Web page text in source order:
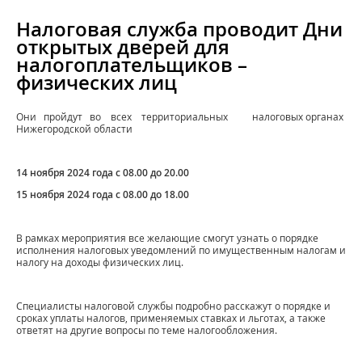
Налоговая служба проводит Дни
открытых дверей для
налогоплательщиков –
физических лиц
Они пройдут во всех территориальных налоговых органах
Нижегородской области
14 ноября 2024 года с08.00до20.00
15 ноября 2024 года с08.00до 18.00
В рамках мероприятия все желающие смогут узнать о порядке
исполнения налоговых уведомлений по имущественным налогам и
налогу на доходы физических лиц.
Специалисты налоговой службы подробно расскажут о порядке и
сроках уплаты налогов, применяемых ставках и льготах, а также
ответят на другие вопросы по теме налогообложения.